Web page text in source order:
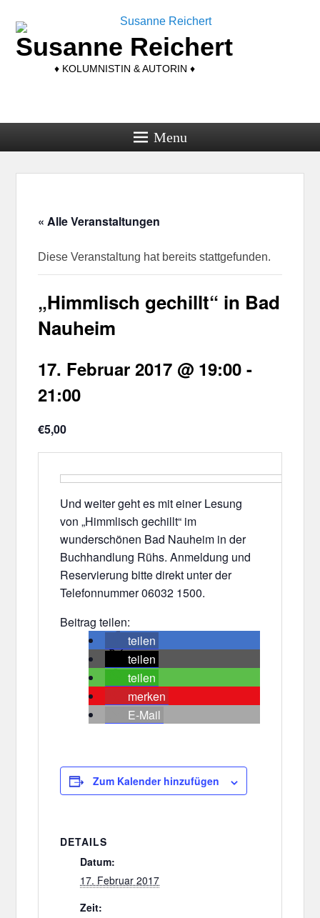
Susanne Reichert
♦ KOLUMNISTIN & AUTORIN ♦
Menu
« Alle Veranstaltungen
Diese Veranstaltung hat bereits stattgefunden.
„Himmlisch gechillt“ in Bad
Nauheim
17. Februar 2017 @ 19:00 -
21:00
€5,00
Und weiter geht es mit einer Lesung
von „Himmlisch gechillt“ im
wunderschönen Bad Nauheim in der
Buchhandlung Rühs. Anmeldung und
Reservierung bitte direkt unter der
Telefonnummer 06032 1500.
Beitrag teilen:
teilen
teilen
teilen
merken
E-Mail
Zum Kalender hinzufügen
DETAILS
Datum:
17. Februar 2017
Zeit: